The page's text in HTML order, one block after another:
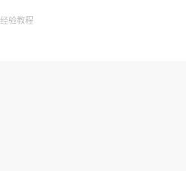
经验教程